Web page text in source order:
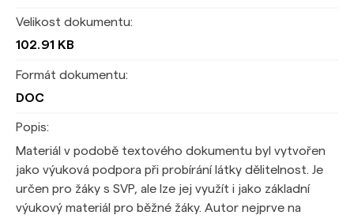
Velikost dokumentu:
102.91 KB
Formát dokumentu:
DOC
Popis:
Materiál v podobě textového dokumentu byl vytvořen
jako výuková podpora při probírání látky dělitelnost. Je
určen pro žáky s SVP, ale lze jej využít i jako základní
výukový materiál pro běžné žáky. Autor nejprve na